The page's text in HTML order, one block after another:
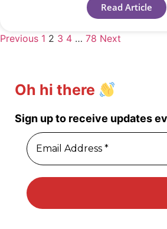
Read Article
Previous 1 2 3 4 … 78 Next
Oh hi there
Sign up to receive updates